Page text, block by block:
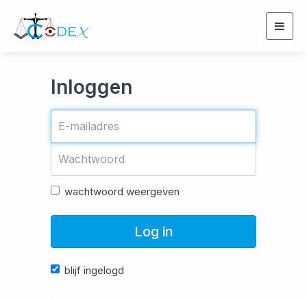
Inloggen
wachtwoord weergeven
Log in
blijf ingelogd